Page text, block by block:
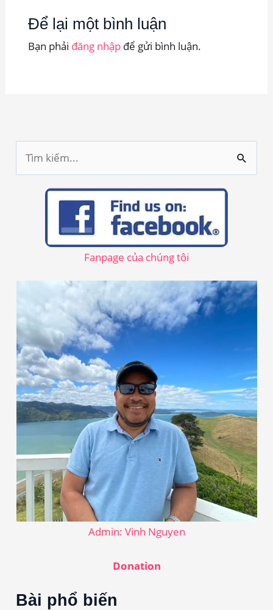
Để lại một bình luận
Bạn phải đăng nhậpđể gửi bình luận.
ì
Fanpage của chúng tôi
Admin: Vinh Nguyen
Donation
Bài phổ biến